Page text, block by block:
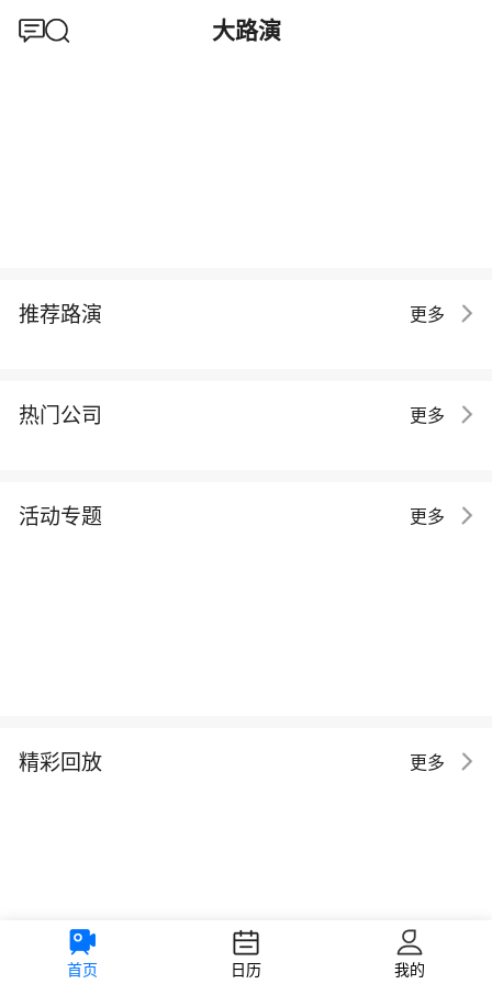
大路演
推荐路演 更多
热门公司 更多
活动专题 更多
精彩回放 更多
首页 日历 我的